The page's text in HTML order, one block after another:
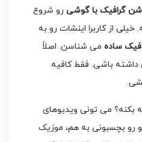
گرافیک با گوشی رو شروع
خیلی از کاربرا اینشات رو به
ساده می شناسن. اصلاً
باشی. فقط کافیه
بکنه؟ می تونی ویدیوهای
رو بچسبونی به هم، موزیک